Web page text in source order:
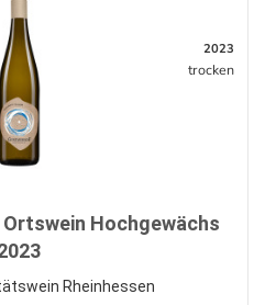
2023
trocken
Hochgewächs
Rheinhessen